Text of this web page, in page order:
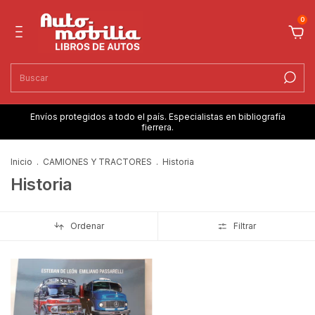
0
Envíos protegidos a todo el país. Especialistas en bibliografía
fierrera.
Inicio . CAMIONES Y TRACTORES . Historia
Historia
Ordenar Filtrar